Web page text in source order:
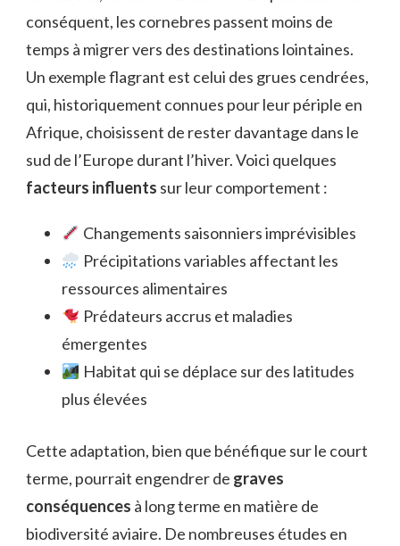
conséquent, les cornebres passent moins de
temps à migrer vers des destinations lointaines.
Un exemple flagrant est celui des grues cendrées,
qui, historiquement connues pour leur périple en
Afrique, choisissent de rester davantage dans le
sud de l’Europe durant l’hiver. Voici quelques
facteurs influents sur leur comportement :
Changements saisonniers imprévisibles
Précipitations variables affectant les
ressources alimentaires
Prédateurs accrus et maladies
émergentes
Habitat qui se déplace sur des latitudes
plus élevées
Cette adaptation, bien que bénéfique sur le court
terme, pourrait engendrer de graves
conséquences à long terme en matière de
biodiversité aviaire. De nombreuses études en